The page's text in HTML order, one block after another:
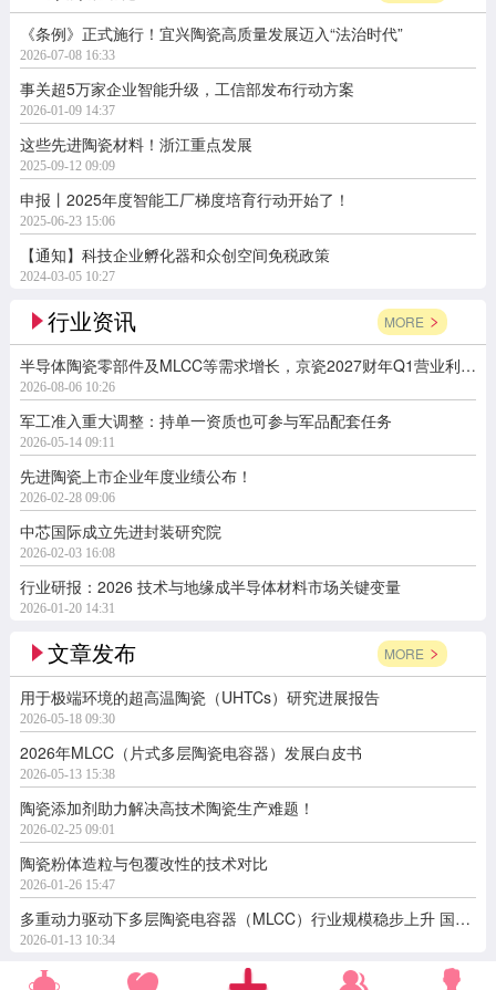
《条例》正式施行！宜兴陶瓷高质量发展迈入“法治时代”
2026-07-08 16:33
事关超5万家企业智能升级，工信部发布行动方案
2026-01-09 14:37
这些先进陶瓷材料！浙江重点发展
2025-09-12 09:09
申报丨2025年度智能工厂梯度培育行动开始了！
2025-06-23 15:06
【通知】科技企业孵化器和众创空间免税政策
2024-03-05 10:27
行业资讯 MORE
半导体陶瓷零部件及MLCC等需求增长，京瓷2027财年Q1营业利润同比增长164.7%
2026-08-06 10:26
军工准入重大调整：持单一资质也可参与军品配套任务
2026-05-14 09:11
先进陶瓷上市企业年度业绩公布！
2026-02-28 09:06
中芯国际成立先进封装研究院
2026-02-03 16:08
行业研报：2026 技术与地缘成半导体材料市场关键变量
2026-01-20 14:31
文章发布 MORE
用于极端环境的超高温陶瓷（UHTCs）研究进展报告
2026-05-18 09:30
2026年MLCC（片式多层陶瓷电容器）发展白皮书
2026-05-13 15:38
陶瓷添加剂助力解决高技术陶瓷生产难题！
2026-02-25 09:01
陶瓷粉体造粒与包覆改性的技术对比
2026-01-26 15:47
多重动力驱动下多层陶瓷电容器（MLCC）行业规模稳步上升 国产替代空间广阔
2026-01-13 10:34